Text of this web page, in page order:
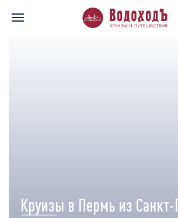
Главная Перечень всех доступных круизов
Круизы в Пермь из Санкт-